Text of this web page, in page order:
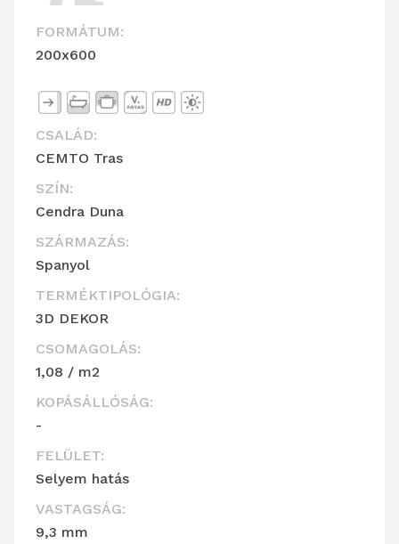
FORMÁTUM:
200x600
CSALÁD:
CEMTO Tras
SZÍN:
Cendra Duna
SZÁRMAZÁS:
Spanyol
TERMÉKTIPOLÓGIA:
3D DEKOR
CSOMAGOLÁS:
1,08 / m2
KOPÁSÁLLÓSÁG:
-
FELÜLET:
Selyem hatás
VASTAGSÁG:
9,3 mm